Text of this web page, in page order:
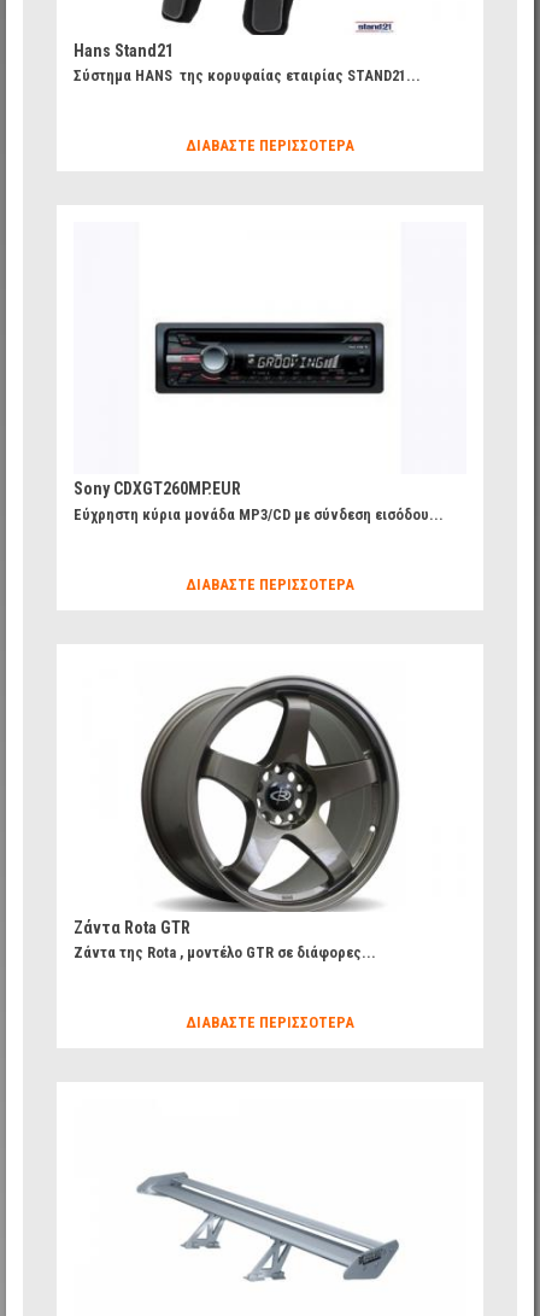
Hans Stand21
Σύστημα HANS της κορυφαίας εταιρίας STAND21...
ΔΙΑΒΆΣΤΕ ΠΕΡΙΣΣΌΤΕΡΑ
Sony CDXGT260MP.EUR
Εύχρηστη κύρια μονάδα MP3/CD με σύνδεση εισόδου...
ΔΙΑΒΆΣΤΕ ΠΕΡΙΣΣΌΤΕΡΑ
c889234799e865bbe90cee71f6cd2e53_20.jpg
Ζάντα Rota GTR
Ζάντα της Rota , μοντέλο GTR σε διάφορες...
ΔΙΑΒΆΣΤΕ ΠΕΡΙΣΣΌΤΕΡΑ